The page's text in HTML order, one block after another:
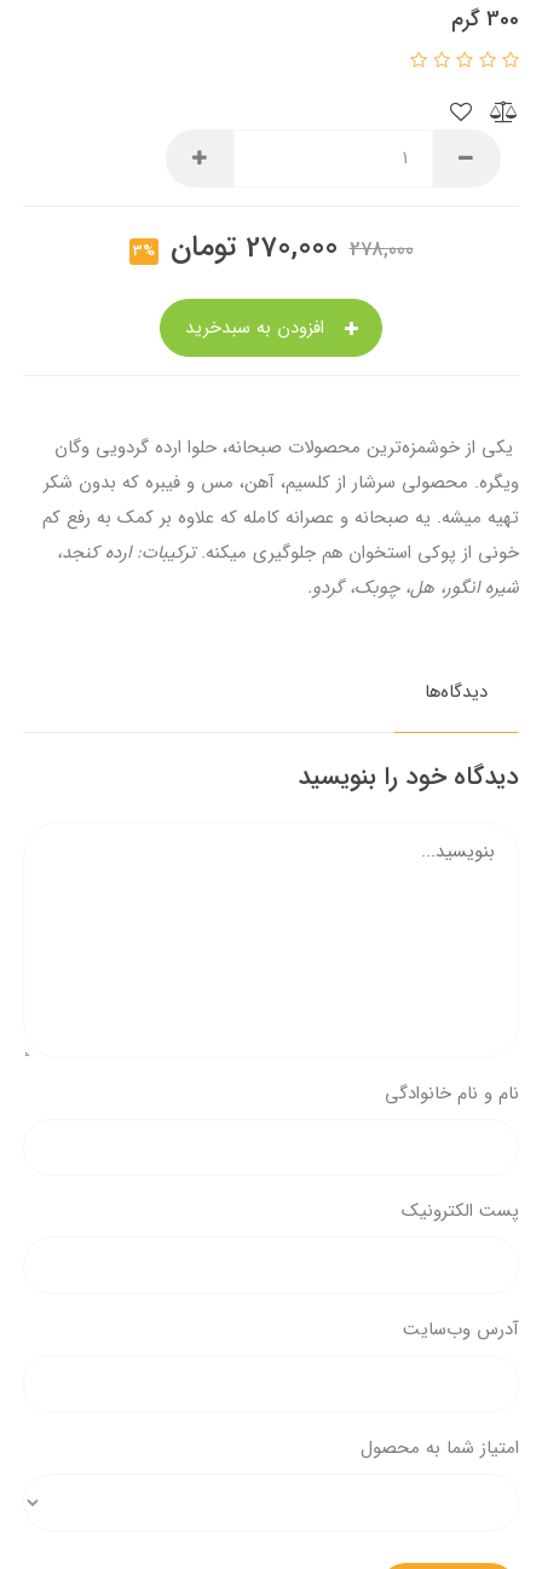
300 گرم
278,000
270,000 تومان 3%
یکی از خوشمزه‌ترین محصولات صبحانه، حلوا ارده گردویی وگان
ویگره. محصولی سرشار از کلسیم، آهن، مس و فیبره که بدون شکر
تهیه میشه. یه صبحانه و عصرانه کامله که علاوه بر کمک به رفع کم
خونی از پوکی استخوان هم جلوگیری میکنه.ترکیبات: ارده کنجد،
شیره انگور، هل، چوبک، گردو.
دیدگاه‌ها
دیدگاه خود را بنویسید
نام و نام خانوادگی
پست الکترونیک
آدرس وب‌سایت
امتیاز شما به محصول